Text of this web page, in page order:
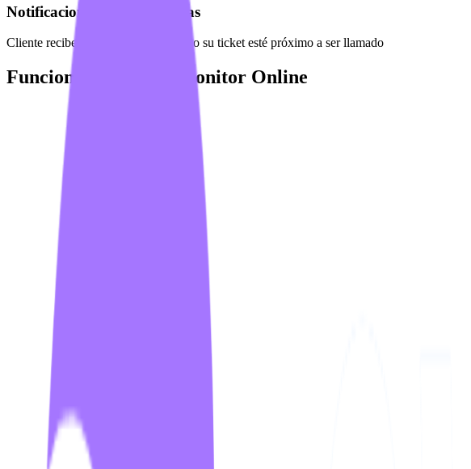
Notificaciones Personalizadas
Cliente recibe aviso en celular cuando su ticket esté próximo a ser llamado
Funcionalidades del Monitor Online